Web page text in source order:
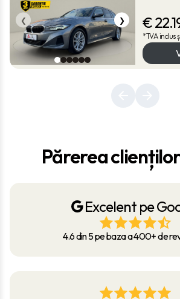
❮ ❯ €
*TVA inclus
Părerea
Excelent pe
4.6 din 5 pe baza a 400+ de